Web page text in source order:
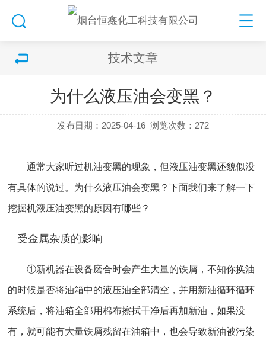
技术文章
为什么液压油会变黑？
发布日期：2025-04-16 浏览次数： 272
通常大家听过机油变黑的现象，但液压油变黑还貌似没
有具体的说过。 为什么液压油会变黑 ？下面我们来了解一下
挖掘机液压油变黑的原因有哪些？
受金属杂质的影响
①新机器在设备磨合时会产生大量的铁屑，不知你换油
的时候是否将油箱中的液压油全部清空，并用新油循环循环
系统后，将油箱全部用棉布擦拭干净后再加新油，如果没
有，就可能有大量铁屑残留在油箱中，也会导致新油被污染